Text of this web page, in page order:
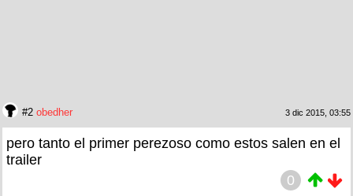
#2 obedher 3 dic 2015, 03:55
pero tanto el primer perezoso como estos salen en el
trailer
0